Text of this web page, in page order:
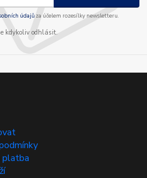
údajůza účelem rozesílky newsletteru.
kdykoliv odhlásit.
platba